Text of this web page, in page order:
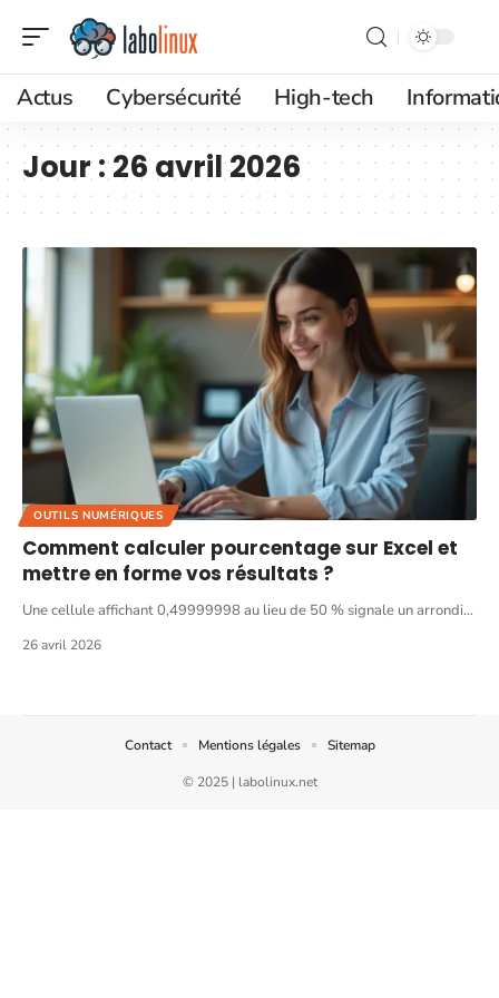
Actus Cybersécurité High-tech
Jour :26 avril 2026
OUTILS NUMÉRIQUES
Comment calculer pourcentage sur Excel et
mettre en forme vos résultats ?
Une cellule affichant 0,49999998 au lieu de 50 % signale un arrondi…
26 avril 2026
© 2025 | labolinux.net
Contact Mentions légales Sitemap